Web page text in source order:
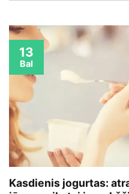
Kasdienis jogurtas:
13
Bal